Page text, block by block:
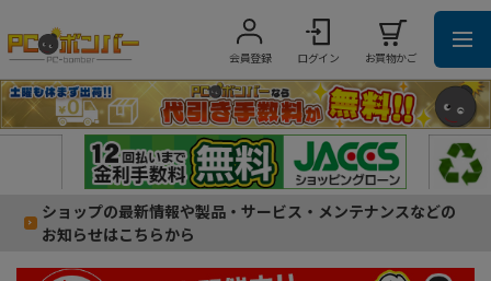
会員登録 ログイン お買物かご
ショップの最新情報や製品・サービス・メンテナンスなどの
お知らせはこちらから